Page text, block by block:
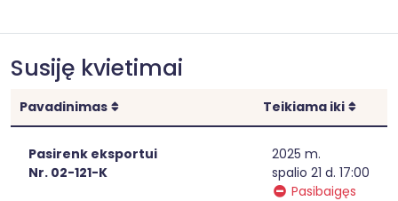
Susiję kvietimai
Pavadinimas Rikiuoti Teikiama iki
Pasirenk eksportui
Nr. 02-121-K
2025 m.
spalio 21 d. 17:00
Pasibaigęs